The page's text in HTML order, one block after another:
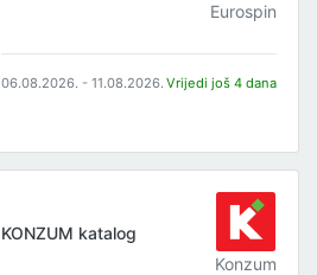
Eurospin
06.08.2026. - 11.08.2026. Vrijedi još 4 dana
KONZUM katalog
Konzum